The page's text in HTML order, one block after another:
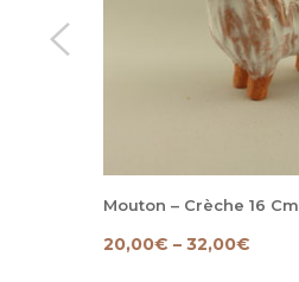
Mouton – Crèche 16 Cm
20,00€ – 32,00€